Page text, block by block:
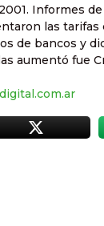
Informes
las tarifas
de bancos y
aumentó fue